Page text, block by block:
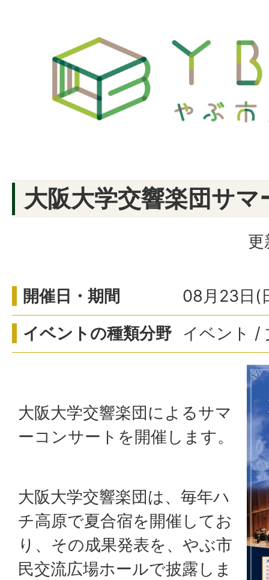
大阪大学交響楽団サ
更
開催日・期間
08月23日(
イベントの種類分野
イベント /
大阪大学交響楽団によるサマ
ーコンサートを開催します。
大阪大学交響楽団は、毎年ハ
チ高原で夏合宿を開催してお
り、その成果発表を、やぶ市
民交流広場ホールで披露しま